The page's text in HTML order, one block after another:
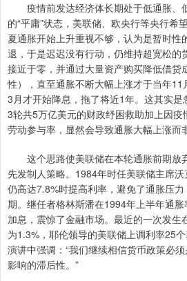
疫情前发达经济体长期处于低通胀、
的“平庸”状态，美联储、欧央行等央行希
夏通胀开始上升重视不够，认为是暂时性
退，于是迟迟没有行动，仍维持超宽松的
接近于零，并通过大量资产购买降低借贷
性），直至通胀不断大幅上涨才于当年
3月才开始降息，拖了将近1年。这其实是
3轮共5万亿美元的财政纾困救助加上因
劳动参与率，显然会导致通胀大幅上涨而
这个思路使美联储在本轮通胀前期放
先发制人策略。1984年时任美联储主席
仍高达7.8%时提高利率，避免了通胀压
期。继任者格林斯潘在1994年上半年通
加息，震惊了金融市场。最近的一次发
为1.3%，耶伦领导的美联储上调利率25
演讲中强调：“我们继续相信货币政策必
影响的滞后性。”